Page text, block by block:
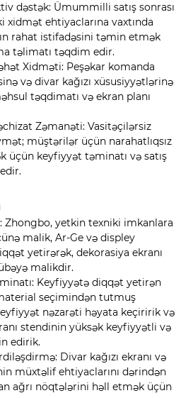
dəstək: Ümummilli satış sonrası
xidmət ehtiyaclarına vaxtında
rahat istifadəsini təmin etmək
təlimatı təqdim edir.
Xidməti: Peşəkar komanda
və divar kağızı xüsusiyyətlərinə
təqdimatı və ekran planı
Zəmanəti: Vasitəçilərsiz
müştərilər üçün narahatlıqsız
üçün keyfiyyət təminatı və satış
Zhongbo, yetkin texniki imkanlara
malik, Ar-Ge və displey
yetirərək, dekorasiya ekranı
malikdir.
Keyfiyyətə diqqət yetirən
seçimindən tutmuş
nəzarəti həyata keçiririk və
stendinin yüksək keyfiyyətli və
edirik.
Divar kağızı ekranı və
müxtəlif ehtiyaclarını dərindən
ağrı nöqtələrini həll etmək üçün